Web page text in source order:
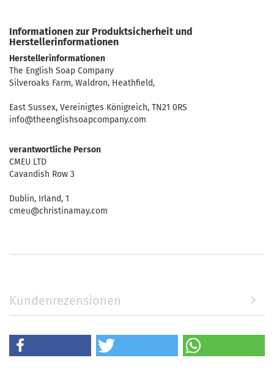
Informationen zur Produktsicherheit und
Herstellerinformationen
Herstellerinformationen
The English Soap Company
Silveroaks Farm, Waldron, Heathfield,
East Sussex, Vereinigtes Königreich, TN21 0RS
info@theenglishsoapcompany.com
verantwortliche Person
CMEU LTD
Cavandish Row 3
Dublin, Irland, 1
cmeu@christinamay.com
Kundenrezensionen